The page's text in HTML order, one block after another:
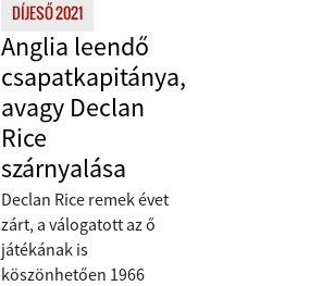
DÍJESŐ 2021
Anglia leendő
csapatkapitánya,
avagy Declan
Rice
szárnyalása
Declan Rice remek évet
zárt, a válogatott az ő
játékának is
köszönhetően 1966